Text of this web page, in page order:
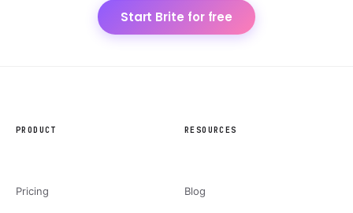
Start Brite for free
PRODUCT
Pricing
RESOURCES
Blog